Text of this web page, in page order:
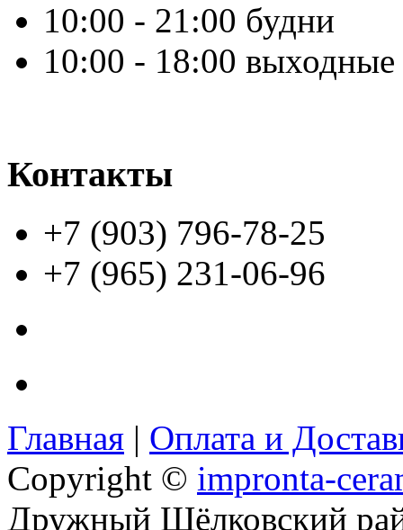
10:00 - 21:00 будни
10:00 - 18:00 выходные
Контакты
+7 (903) 796-78-25
+7 (965) 231-06-96
Главная | Оплата и
Copyright © impronta-
Дружный Щёлковский